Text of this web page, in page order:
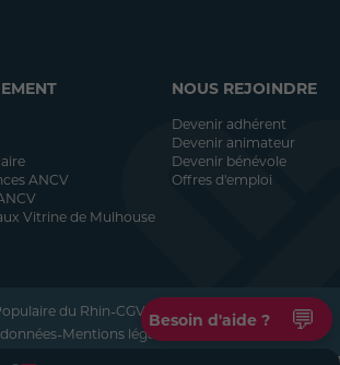
ANCV
Vitrine de Mulhouse
NOUS REJOINDRE
Devenir adhérent
Devenir animateur
Devenir bénévole
Offres d'emploi
du Rhin-CGV-
-Mentions légales
Besoin d'aide ? 💬